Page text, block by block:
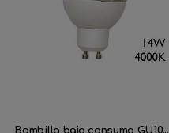
Bombilla bajo consumo GU10...